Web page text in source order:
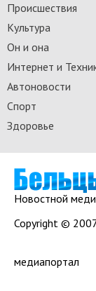
Происшествия
Культура
Он и она
Интернет и
Автоновости
Спорт
Здоровье
Новостной
Copyright ©
медиапортал